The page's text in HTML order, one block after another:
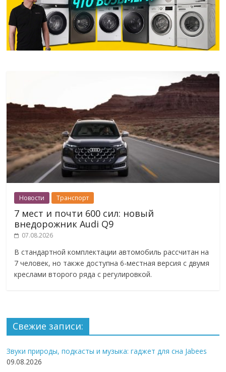
Новости Транспорт
7 мест и почти 600 сил: новый
внедорожник Audi Q9
07.08.2026
В стандартной комплектации автомобиль рассчитан на
7 человек, но также доступна 6-местная версия с двумя
креслами второго ряда с регулировкой.
Свежие записи:
Звуки природы, подкасты и музыка: гаджет для сна Jabees
09.08.2026